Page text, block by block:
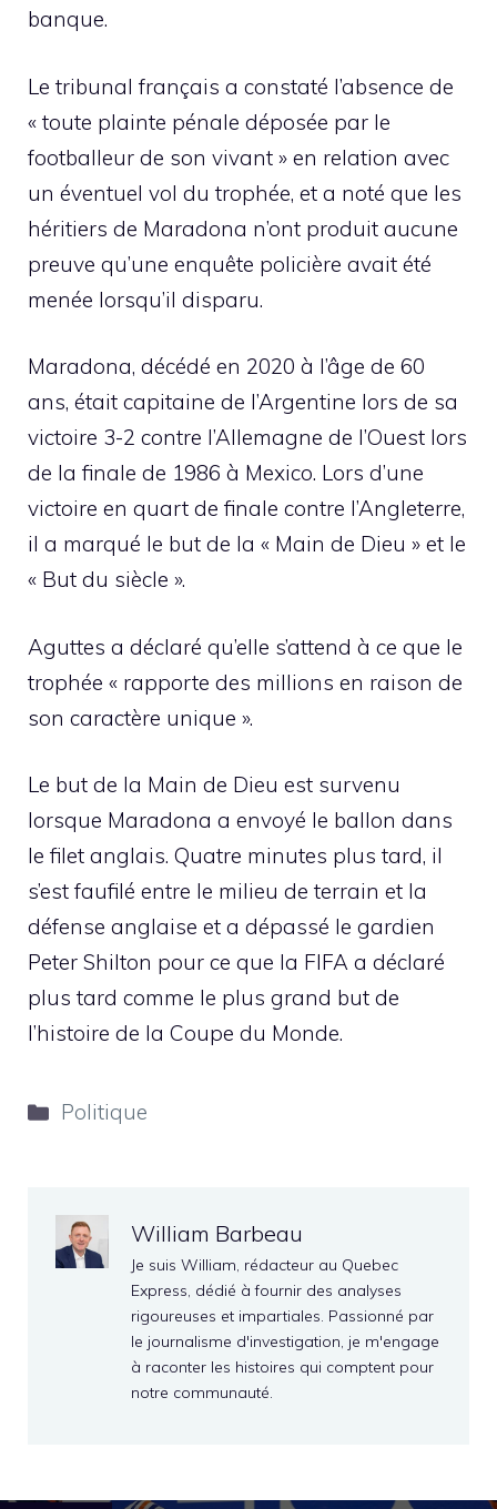
banque.
Le tribunal français a constaté l’absence de
« toute plainte pénale déposée par le
footballeur de son vivant » en relation avec
un éventuel vol du trophée, et a noté que les
héritiers de Maradona n’ont produit aucune
preuve qu’une enquête policière avait été
menée lorsqu’il disparu.
Maradona, décédé en 2020 à l’âge de 60
ans, était capitaine de l’Argentine lors de sa
victoire 3-2 contre l’Allemagne de l’Ouest lors
de la finale de 1986 à Mexico. Lors d’une
victoire en quart de finale contre l’Angleterre,
il a marqué le but de la « Main de Dieu » et le
« But du siècle ».
Aguttes a déclaré qu’elle s’attend à ce que le
trophée « rapporte des millions en raison de
son caractère unique ».
Le but de la Main de Dieu est survenu
lorsque Maradona a envoyé le ballon dans
le filet anglais. Quatre minutes plus tard, il
s’est faufilé entre le milieu de terrain et la
défense anglaise et a dépassé le gardien
Peter Shilton pour ce que la FIFA a déclaré
plus tard comme le plus grand but de
l’histoire de la Coupe du Monde.
Catégories
Politique
William Barbeau
Je suis William, rédacteur au Quebec
Express, dédié à fournir des analyses
rigoureuses et impartiales. Passionné par
le journalisme d'investigation, je m'engage
à raconter les histoires qui comptent pour
notre communauté.